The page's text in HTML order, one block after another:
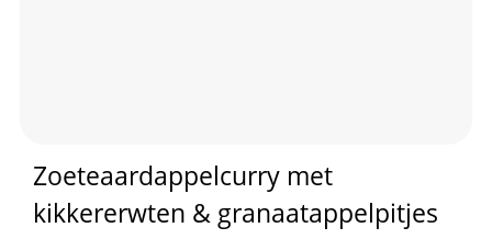
Zoeteaardappelcurry met
kikkererwten & granaatappelpitjes